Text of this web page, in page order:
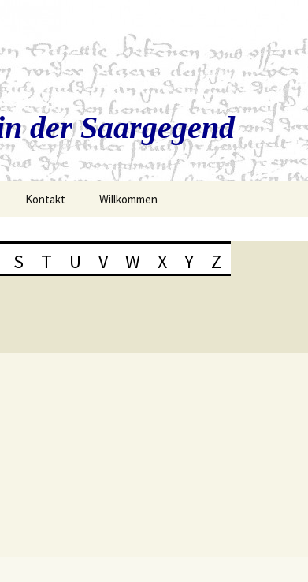
der Saargegend
Kontakt Willkommen
S T U V W X Y Z